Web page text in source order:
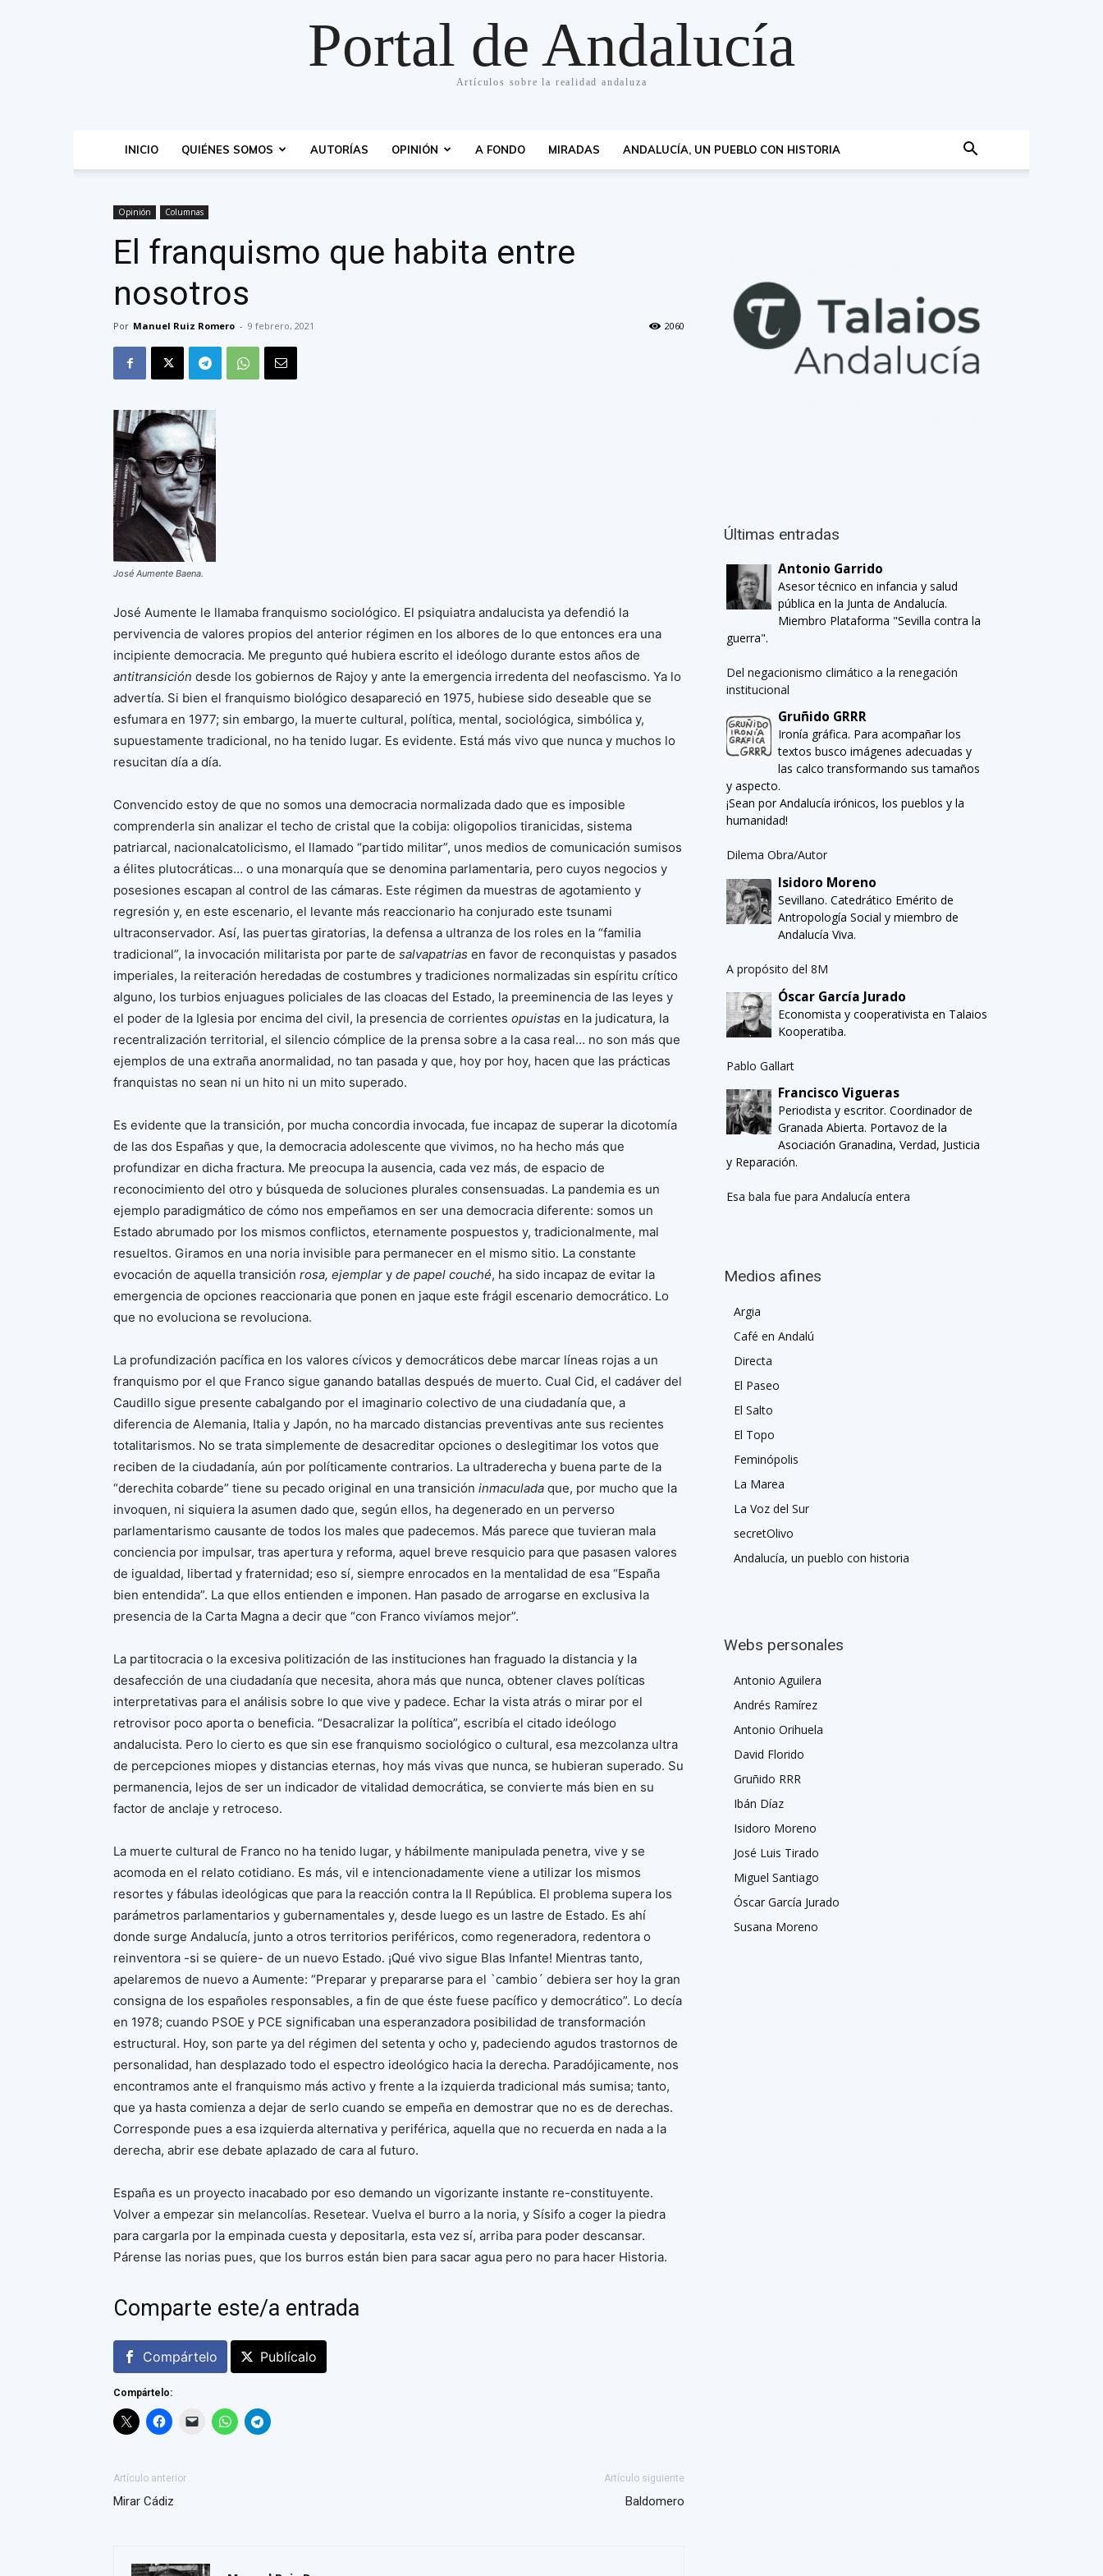
Portal de Andalucía
Artículos sobre la realidad andaluza
INICIO QUIÉNES SOMOS AUTORÍAS OPINIÓN A FONDO MIRADAS ANDALUCÍA, UN PUEBLO CON HISTORIA
Opinión Columnas
El franquismo que habita entre
nosotros
Por Manuel Ruiz Romero - 9 febrero, 2021 2060
José Aumente Baena.
José Aumente le llamaba franquismo sociológico. El psiquiatra andalucista ya defendió la
pervivencia de valores propios del anterior régimen en los albores de lo que entonces era una
incipiente democracia. Me pregunto qué hubiera escrito el ideólogo durante estos años de
antitransición desde los gobiernos de Rajoy y ante la emergencia irredenta del neofascismo. Ya lo
advertía. Si bien el franquismo biológico desapareció en 1975, hubiese sido deseable que se
esfumara en 1977; sin embargo, la muerte cultural, política, mental, sociológica, simbólica y,
supuestamente tradicional, no ha tenido lugar. Es evidente. Está más vivo que nunca y muchos lo
resucitan día a día.
Convencido estoy de que no somos una democracia normalizada dado que es imposible
comprenderla sin analizar el techo de cristal que la cobija: oligopolios tiranicidas, sistema
patriarcal, nacionalcatolicismo, el llamado “partido militar”, unos medios de comunicación sumisos
a élites plutocráticas… o una monarquía que se denomina parlamentaria, pero cuyos negocios y
posesiones escapan al control de las cámaras. Este régimen da muestras de agotamiento y
regresión y, en este escenario, el levante más reaccionario ha conjurado este tsunami
ultraconservador. Así, las puertas giratorias, la defensa a ultranza de los roles en la “familia
tradicional”, la invocación militarista por parte de salvapatrias en favor de reconquistas y pasados
imperiales, la reiteración heredadas de costumbres y tradiciones normalizadas sin espíritu crítico
alguno, los turbios enjuagues policiales de las cloacas del Estado, la preeminencia de las leyes y
el poder de la Iglesia por encima del civil, la presencia de corrientes opuistas en la judicatura, la
recentralización territorial, el silencio cómplice de la prensa sobre a la casa real… no son más que
ejemplos de una extraña anormalidad, no tan pasada y que, hoy por hoy, hacen que las prácticas
franquistas no sean ni un hito ni un mito superado.
Es evidente que la transición, por mucha concordia invocada, fue incapaz de superar la dicotomía
de las dos Españas y que, la democracia adolescente que vivimos, no ha hecho más que
profundizar en dicha fractura. Me preocupa la ausencia, cada vez más, de espacio de
reconocimiento del otro y búsqueda de soluciones plurales consensuadas. La pandemia es un
ejemplo paradigmático de cómo nos empeñamos en ser una democracia diferente: somos un
Estado abrumado por los mismos conflictos, eternamente pospuestos y, tradicionalmente, mal
resueltos. Giramos en una noria invisible para permanecer en el mismo sitio. La constante
evocación de aquella transición rosa, ejemplar y de papel couché, ha sido incapaz de evitar la
emergencia de opciones reaccionaria que ponen en jaque este frágil escenario democrático. Lo
que no evoluciona se revoluciona.
La profundización pacífica en los valores cívicos y democráticos debe marcar líneas rojas a un
franquismo por el que Franco sigue ganando batallas después de muerto. Cual Cid, el cadáver del
Caudillo sigue presente cabalgando por el imaginario colectivo de una ciudadanía que, a
diferencia de Alemania, Italia y Japón, no ha marcado distancias preventivas ante sus recientes
totalitarismos. No se trata simplemente de desacreditar opciones o deslegitimar los votos que
reciben de la ciudadanía, aún por políticamente contrarios. La ultraderecha y buena parte de la
“derechita cobarde” tiene su pecado original en una transición inmaculada que, por mucho que la
invoquen, ni siquiera la asumen dado que, según ellos, ha degenerado en un perverso
parlamentarismo causante de todos los males que padecemos. Más parece que tuvieran mala
conciencia por impulsar, tras apertura y reforma, aquel breve resquicio para que pasasen valores
de igualdad, libertad y fraternidad; eso sí, siempre enrocados en la mentalidad de esa “España
bien entendida”. La que ellos entienden e imponen. Han pasado de arrogarse en exclusiva la
presencia de la Carta Magna a decir que “con Franco vivíamos mejor”.
La partitocracia o la excesiva politización de las instituciones han fraguado la distancia y la
desafección de una ciudadanía que necesita, ahora más que nunca, obtener claves políticas
interpretativas para el análisis sobre lo que vive y padece. Echar la vista atrás o mirar por el
retrovisor poco aporta o beneficia. “Desacralizar la política”, escribía el citado ideólogo
andalucista. Pero lo cierto es que sin ese franquismo sociológico o cultural, esa mezcolanza ultra
de percepciones miopes y distancias eternas, hoy más vivas que nunca, se hubieran superado. Su
permanencia, lejos de ser un indicador de vitalidad democrática, se convierte más bien en su
factor de anclaje y retroceso.
La muerte cultural de Franco no ha tenido lugar, y hábilmente manipulada penetra, vive y se
acomoda en el relato cotidiano. Es más, vil e intencionadamente viene a utilizar los mismos
resortes y fábulas ideológicas que para la reacción contra la II República. El problema supera los
parámetros parlamentarios y gubernamentales y, desde luego es un lastre de Estado. Es ahí
donde surge Andalucía, junto a otros territorios periféricos, como regeneradora, redentora o
reinventora -si se quiere- de un nuevo Estado. ¡Qué vivo sigue Blas Infante! Mientras tanto,
apelaremos de nuevo a Aumente: “Preparar y prepararse para el `cambio´ debiera ser hoy la gran
consigna de los españoles responsables, a fin de que éste fuese pacífico y democrático”. Lo decía
en 1978; cuando PSOE y PCE significaban una esperanzadora posibilidad de transformación
estructural. Hoy, son parte ya del régimen del setenta y ocho y, padeciendo agudos trastornos de
personalidad, han desplazado todo el espectro ideológico hacia la derecha. Paradójicamente, nos
encontramos ante el franquismo más activo y frente a la izquierda tradicional más sumisa; tanto,
que ya hasta comienza a dejar de serlo cuando se empeña en demostrar que no es de derechas.
Corresponde pues a esa izquierda alternativa y periférica, aquella que no recuerda en nada a la
derecha, abrir ese debate aplazado de cara al futuro.
España es un proyecto inacabado por eso demando un vigorizante instante re-constituyente.
Volver a empezar sin melancolías. Resetear. Vuelva el burro a la noria, y Sísifo a coger la piedra
para cargarla por la empinada cuesta y depositarla, esta vez sí, arriba para poder descansar.
Párense las norias pues, que los burros están bien para sacar agua pero no para hacer Historia.
Comparte este/a entrada
Compártelo Publícalo
Compártelo:
Artículo anterior
Mirar Cádiz
Artículo siguiente
Baldomero
Últimas entradas
Antonio Garrido
Asesor técnico en infancia y salud
pública en la Junta de Andalucía.
Miembro Plataforma "Sevilla contra la
guerra".
Del negacionismo climático a la renegación
institucional
Gruñido GRRR
Ironía gráfica. Para acompañar los
textos busco imágenes adecuadas y
las calco transformando sus tamaños
y aspecto.
¡Sean por Andalucía irónicos, los pueblos y la
humanidad!
Dilema Obra/Autor
Isidoro Moreno
Sevillano. Catedrático Emérito de
Antropología Social y miembro de
Andalucía Viva.
A propósito del 8M
Óscar García Jurado
Economista y cooperativista en Talaios
Kooperatiba.
Pablo Gallart
Francisco Vigueras
Periodista y escritor. Coordinador de
Granada Abierta. Portavoz de la
Asociación Granadina, Verdad, Justicia
y Reparación.
Esa bala fue para Andalucía entera
Medios afines
Argia
Café en Andalú
Directa
El Paseo
El Salto
El Topo
Feminópolis
La Marea
La Voz del Sur
secretOlivo
Andalucía, un pueblo con historia
Webs personales
Antonio Aguilera
Andrés Ramírez
Antonio Orihuela
David Florido
Gruñido RRR
Ibán Díaz
Isidoro Moreno
José Luis Tirado
Miguel Santiago
Óscar García Jurado
Susana Moreno